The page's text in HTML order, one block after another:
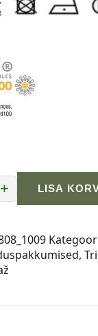
+ LISA
,